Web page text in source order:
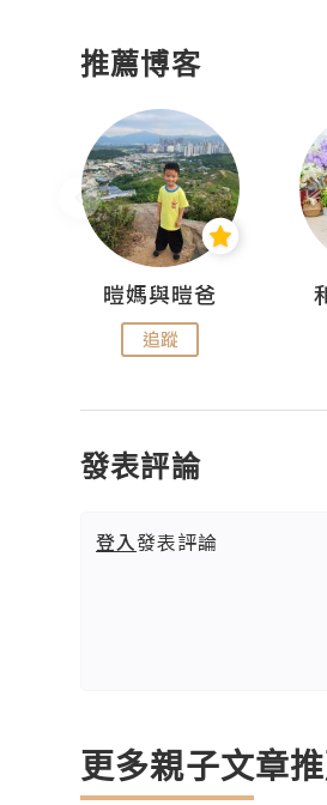
推薦博客
暟媽與暟爸
追蹤
發表評論
登入發表評論
更多親子文章